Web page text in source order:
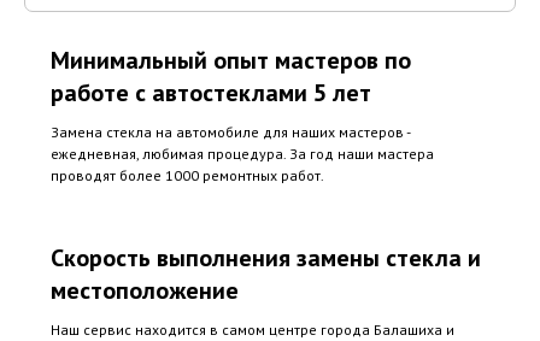
Минимальный опыт мастеров по
работе с автостеклами 5 лет
Замена стекла на автомобиле для наших мастеров -
ежедневная, любимая процедура. За год наши мастера
проводят более 1000 ремонтных работ.
Скорость выполнения замены стекла и
местоположение
Наш сервис находится в самом центре города Балашиха и